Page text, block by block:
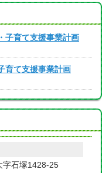
子育て支援事業計画
育て支援事業計画
字石塚1428-25